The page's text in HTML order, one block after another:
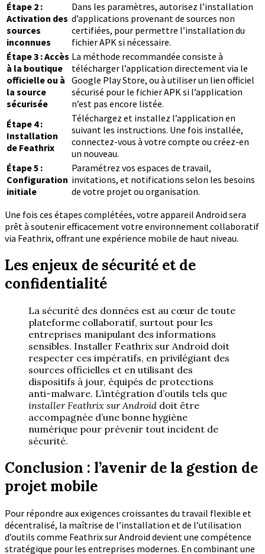
Étape 2 :
Activation des
sources
inconnues
Dans les paramètres, autorisez l’installation
d’applications provenant de sources non
certifiées, pour permettre l’installation du
fichier APK si nécessaire.
Étape 3 : Accès
à la boutique
officielle ou à
la source
sécurisée
La méthode recommandée consiste à
télécharger l’application directement via le
Google Play Store, ou à utiliser un lien officiel
sécurisé pour le fichier APK si l’application
n’est pas encore listée.
Étape 4 :
Installation
de Feathrix
Téléchargez et installez l’application en
suivant les instructions. Une fois installée,
connectez-vous à votre compte ou créez-en
un nouveau.
Étape 5 :
Configuration
initiale
Paramétrez vos espaces de travail,
invitations, et notifications selon les besoins
de votre projet ou organisation.
Une fois ces étapes complétées, votre appareil Android sera
prêt à soutenir efficacement votre environnement collaboratif
via Feathrix, offrant une expérience mobile de haut niveau.
Les enjeux de sécurité et de
confidentialité
La sécurité des données est au cœur de toute
plateforme collaboratif, surtout pour les
entreprises manipulant des informations
sensibles. Installer Feathrix sur Android doit
respecter ces impératifs, en privilégiant des
sources officielles et en utilisant des
dispositifs à jour, équipés de protections
anti-malware. L’intégration d’outils tels que
installer Feathrix sur Android doit être
accompagnée d’une bonne hygiène
numérique pour prévenir tout incident de
sécurité.
Conclusion : l’avenir de la gestion de
projet mobile
Pour répondre aux exigences croissantes du travail flexible et
décentralisé, la maîtrise de l’installation et de l’utilisation
d’outils comme Feathrix sur Android devient une compétence
stratégique pour les entreprises modernes. En combinant une